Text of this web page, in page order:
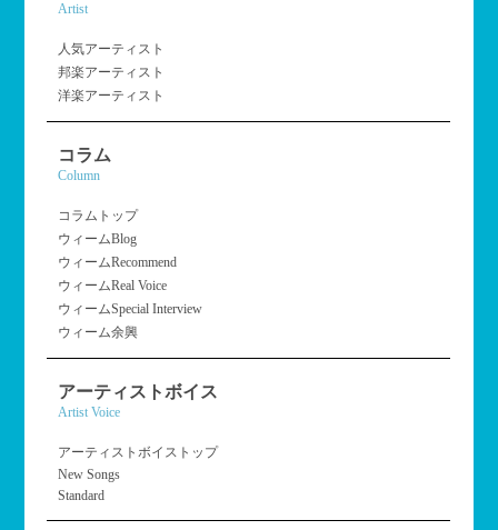
Artist
人気アーティスト
邦楽アーティスト
洋楽アーティスト
コラム
Column
コラムトップ
ウィームBlog
ウィームRecommend
ウィームReal Voice
ウィームSpecial Interview
ウィーム余興
アーティストボイス
Artist Voice
アーティストボイストップ
New Songs
Standard